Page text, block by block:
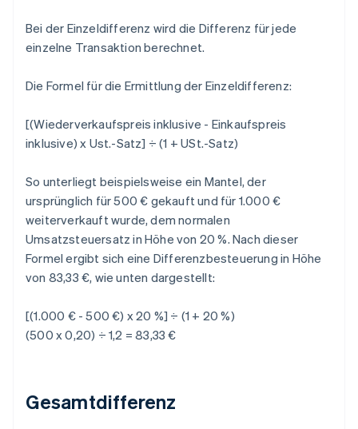
Bei der Einzeldifferenz wird die Differenz für jede
einzelne Transaktion berechnet.
Die Formel für die Ermittlung der Einzeldifferenz:
[(Wiederverkaufspreis inklusive - Einkaufspreis
inklusive) x Ust.-Satz] ÷ (1 + USt.-Satz)
So unterliegt beispielsweise ein Mantel, der
ursprünglich für 500 € gekauft und für 1.000 €
weiterverkauft wurde, dem normalen
Umsatzsteuersatz in Höhe von 20 %. Nach dieser
Formel ergibt sich eine Differenzbesteuerung in Höhe
von 83,33 €, wie unten dargestellt:
[(1.000 € - 500 €) x 20 %] ÷ (1 + 20 %)
(500 x 0,20) ÷ 1,2 = 83,33 €
Gesamtdifferenz